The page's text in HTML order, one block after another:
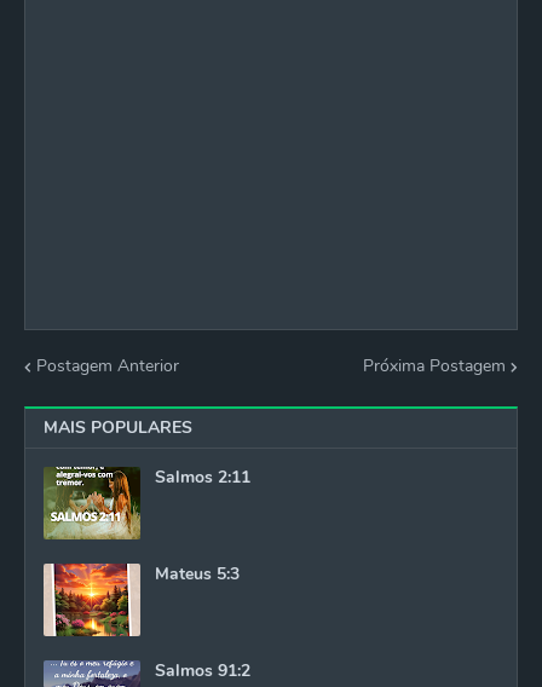
Postagem Anterior Próxima Postagem
MAIS POPULARES
Salmos 2:11
Mateus 5:3
Salmos 91:2